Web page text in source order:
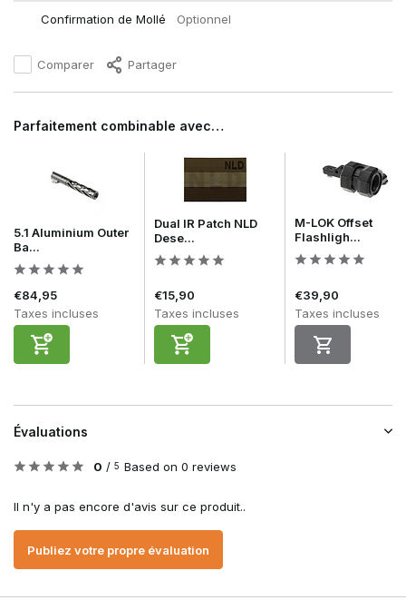
Confirmation de Mollé Optionnel
Comparer Partager
Parfaitement combinable avec…
5.1 Aluminium Outer
Ba...
€84,95
Taxes incluses
Dual IR Patch NLD
Dese...
€15,90
Taxes incluses
M-LOK Offset
Flashligh...
€39,90
Taxes incluses
Évaluations
0 / 5 Based on 0 reviews
Il n'y a pas encore d'avis sur ce produit..
Publiez votre propre évaluation